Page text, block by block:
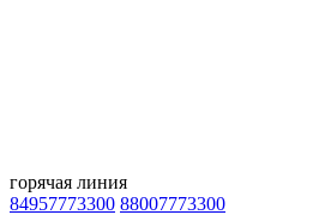
горячая линия
84957773300 88007773300